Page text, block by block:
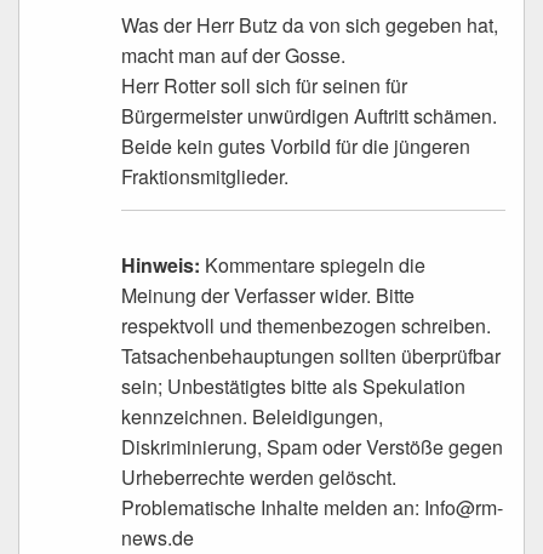
Was der Herr Butz da von sich gegeben hat,
macht man auf der Gosse.
Herr Rotter soll sich für seinen für
Bürgermeister unwürdigen Auftritt schämen.
Beide kein gutes Vorbild für die jüngeren
Fraktionsmitglieder.
Hinweis: Kommentare spiegeln die
Meinung der Verfasser wider. Bitte
respektvoll und themenbezogen schreiben.
Tatsachenbehauptungen sollten überprüfbar
sein; Unbestätigtes bitte als Spekulation
kennzeichnen. Beleidigungen,
Diskriminierung, Spam oder Verstöße gegen
Urheberrechte werden gelöscht.
Problematische Inhalte melden an: Info@rm-
news.de